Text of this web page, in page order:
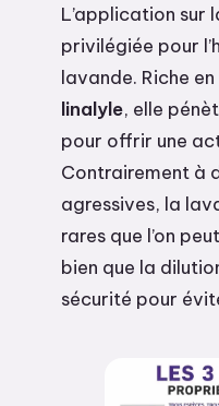
L’application sur
privilégiée pour
lavande. Riche en
linalyle, elle
pour offrir une
Contrairement à
agressives, la
rares que l’on
bien que la
sécurité pour